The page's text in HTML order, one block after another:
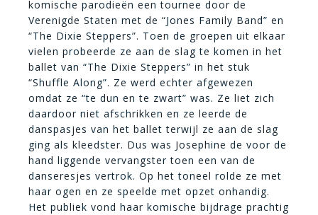
komische parodieën een tournee door de
Verenigde Staten met de “Jones Family Band” en
“The Dixie Steppers”. Toen de groepen uit elkaar
vielen probeerde ze aan de slag te komen in het
ballet van “The Dixie Steppers” in het stuk
“Shuffle Along”. Ze werd echter afgewezen
omdat ze “te dun en te zwart” was. Ze liet zich
daardoor niet afschrikken en ze leerde de
danspasjes van het ballet terwijl ze aan de slag
ging als kleedster. Dus was Josephine de voor de
hand liggende vervangster toen een van de
danseresjes vertrok. Op het toneel rolde ze met
haar ogen en ze speelde met opzet onhandig.
Het publiek vond haar komische bijdrage prachtig